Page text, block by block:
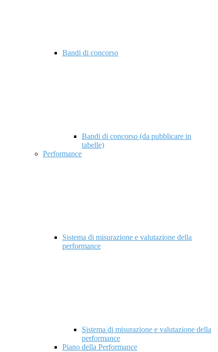
Bandi di concorso
Bandi di concorso (da pubblicare in
tabelle)
Performance
Sistema di misurazione e valutazione della
performance
Sistema di misurazione e valutazione della
performance
Piano della Performance